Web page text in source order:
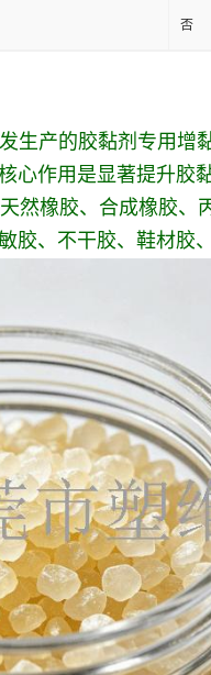
否
生产的胶黏剂专用
心作用是显著提升胶
然橡胶、合成橡胶
胶、不干胶、鞋材胶